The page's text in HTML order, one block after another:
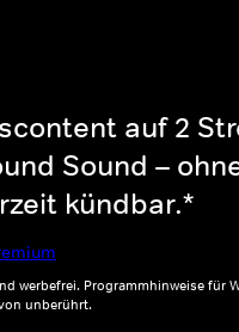
auf 2
Sound –
kündbar.*
werbefrei. Programmhinweise für
unberührt.